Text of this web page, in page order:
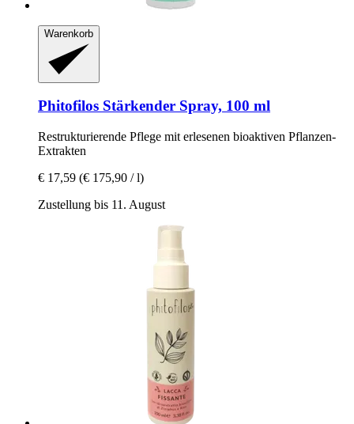
Warenkorb
Phitofilos Stärkender Spray, 100 ml
Restrukturierende Pflege mit erlesenen bioaktiven Pflanzen-​
Extrakten
€ 17,59 (€ 175,90 / l)
Zustellung bis 11. August